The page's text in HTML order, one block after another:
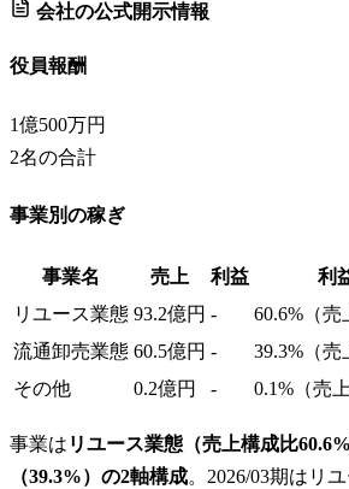
会社の公式開示情報
役員報酬
1億500万円
2名の合計
事業別の稼ぎ
事業名 売上 利益
利
リユース業態 93.2億円 -
60.6%（売
流通卸売業態 60.5億円 -
39.3%（売
その他
0.2億円 - 0.1%（売
事業は リユース業態（売上構成比
（39.3%）の2軸構成。2026/03期はリ